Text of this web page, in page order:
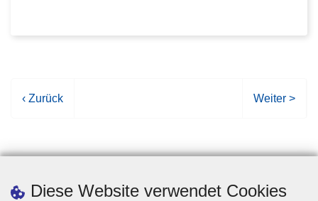
Diese Website verwendet Cookies
V
h
‹ Zurück
N
h
t
Weiter >